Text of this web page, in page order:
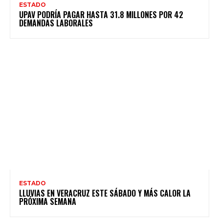
ESTADO
UPAV PODRÍA PAGAR HASTA 31.8 MILLONES POR 42
DEMANDAS LABORALES
ESTADO
LLUVIAS EN VERACRUZ ESTE SÁBADO Y MÁS CALOR LA
PRÓXIMA SEMANA